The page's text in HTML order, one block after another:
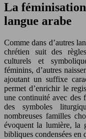
La
langue arabe
Comme dans d’autres
chrétien suit des
culturels et
féminins, d’autres
ajoutant un suffixe
permet d’enrichir le
une continuité avec des
des symboles
nombreuses familles
évoquent la lumière, la
bibliques condensées en